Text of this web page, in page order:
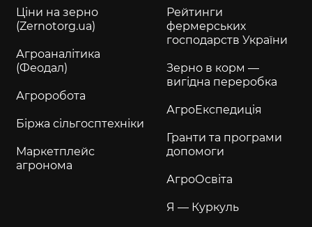
Ціни на зерно
(Zernotorg.ua)
Агроаналітика
(Феодал)
Агроробота
Біржа сільгосптехніки
Маркетплейс
агронома
Рейтинги
фермерських
господарств України
Зерно в корм —
вигідна переробка
АгроЕкспедиція
Гранти та програми
допомоги
АгроОсвіта
Я — Куркуль